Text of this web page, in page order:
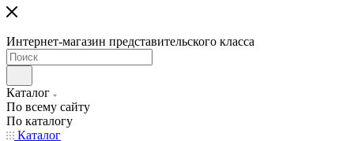
Интернет-магазин представительского класса
Каталог
По всему сайту
По каталогу
Каталог